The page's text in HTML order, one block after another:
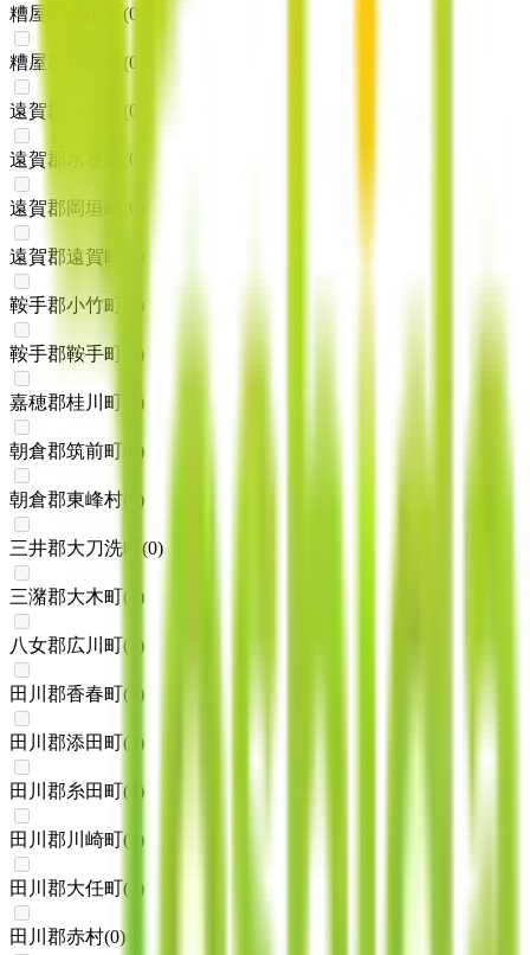
糟屋郡久山町 (0
糟屋郡粕屋町 (0
遠賀郡芦屋町 (0
遠賀郡水巻町 0
遠賀郡岡垣町 0
遠賀郡遠賀町
鞍手郡小竹町 )
鞍手郡鞍手町 )
嘉穂郡桂川町 )
朝倉郡筑前町 )
朝倉郡東峰村 )
三井郡大刀洗町 (0)
三潴郡大木町( )
八女郡広川町( )
田川郡香春町( )
田川郡添田町( )
田川郡糸田町( )
田川郡川崎町( )
田川郡大任町( )
田川郡赤村(0)